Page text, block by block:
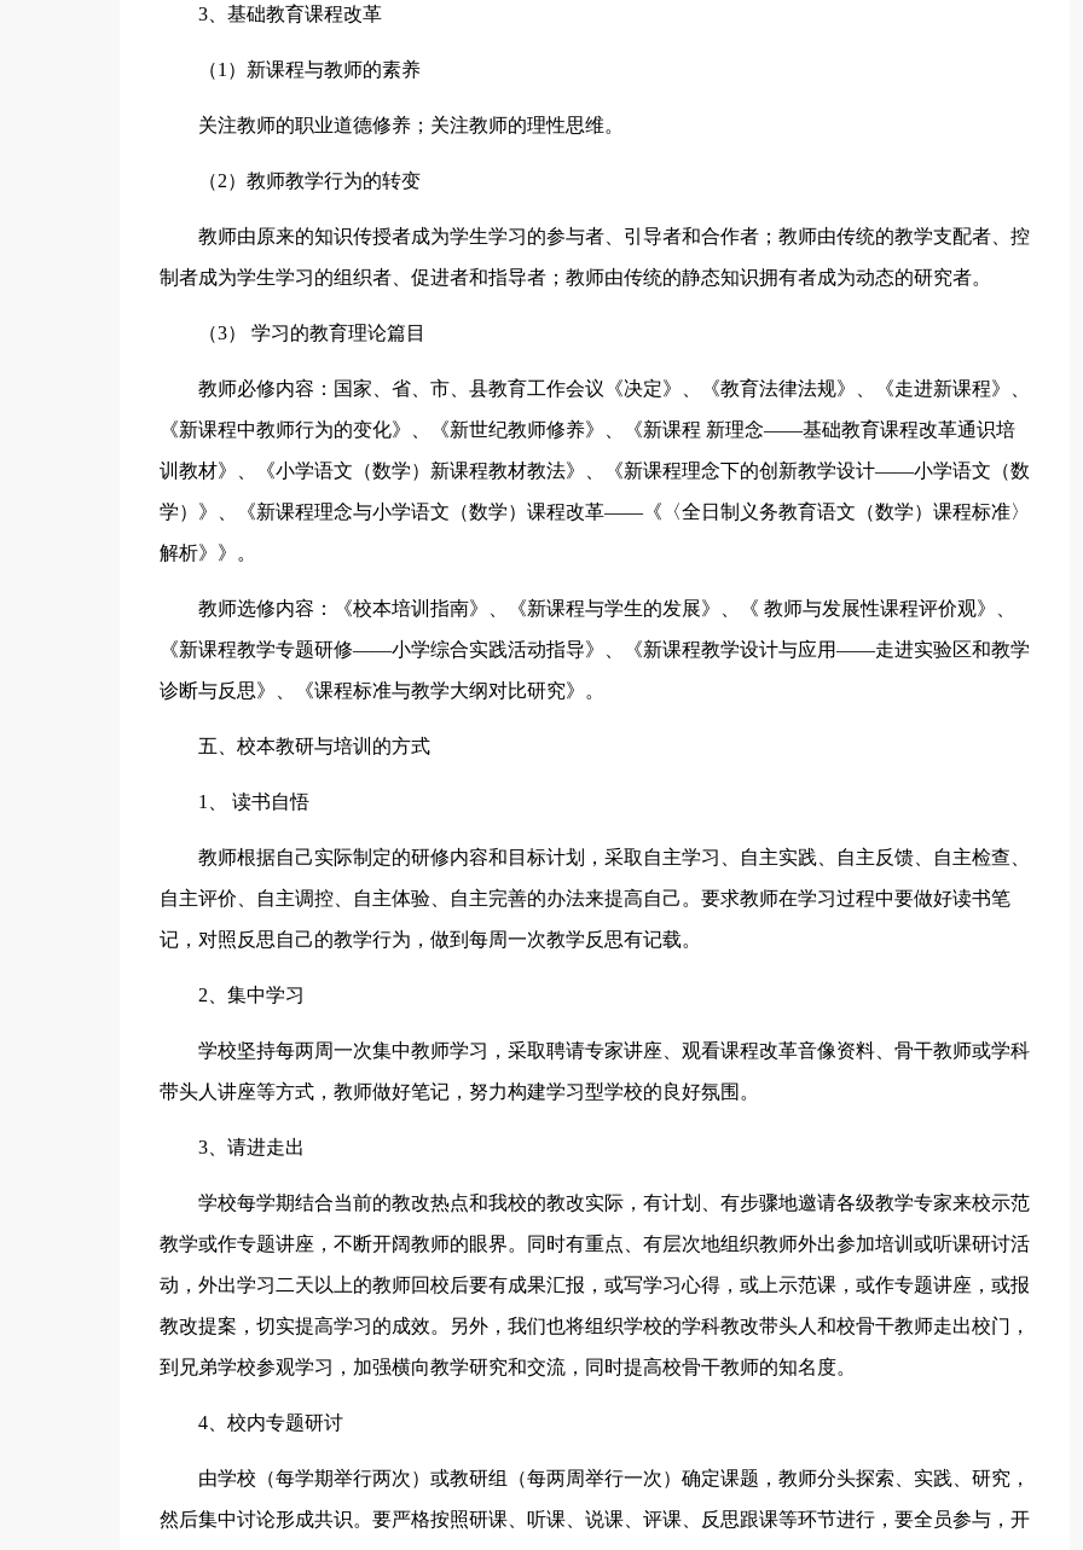
3、基础教育课程改革
（1）新课程与教师的素养
关注教师的职业道德修养；关注教师的理性思维。
（2）教师教学行为的转变
教师由原来的知识传授者成为学生学习的参与者、引导者和合作者；教师由传统的教学支配者、控
制者成为学生学习的组织者、促进者和指导者；教师由传统的静态知识拥有者成为动态的研究者。
（3） 学习的教育理论篇目
教师必修内容：国家、省、市、县教育工作会议《决定》、《教育法律法规》、《走进新课程》、
《新课程中教师行为的变化》、《新世纪教师修养》、《新课程 新理念——基础教育课程改革通识培
训教材》、《小学语文（数学）新课程教材教法》、《新课程理念下的创新教学设计——小学语文（数
学）》、《新课程理念与小学语文（数学）课程改革——《〈全日制义务教育语文（数学）课程标准〉
解析》》。
教师选修内容：《校本培训指南》、《新课程与学生的发展》、《 教师与发展性课程评价观》、
《新课程教学专题研修——小学综合实践活动指导》、《新课程教学设计与应用——走进实验区和教学
诊断与反思》、《课程标准与教学大纲对比研究》。
五、校本教研与培训的方式
1、 读书自悟
教师根据自己实际制定的研修内容和目标计划，采取自主学习、自主实践、自主反馈、自主检查、
自主评价、自主调控、自主体验、自主完善的办法来提高自己。要求教师在学习过程中要做好读书笔
记，对照反思自己的教学行为，做到每周一次教学反思有记载。
2、集中学习
学校坚持每两周一次集中教师学习，采取聘请专家讲座、观看课程改革音像资料、骨干教师或学科
带头人讲座等方式，教师做好笔记，努力构建学习型学校的良好氛围。
3、请进走出
学校每学期结合当前的教改热点和我校的教改实际，有计划、有步骤地邀请各级教学专家来校示范
教学或作专题讲座，不断开阔教师的眼界。同时有重点、有层次地组织教师外出参加培训或听课研讨活
动，外出学习二天以上的教师回校后要有成果汇报，或写学习心得，或上示范课，或作专题讲座，或报
教改提案，切实提高学习的成效。另外，我们也将组织学校的学科教改带头人和校骨干教师走出校门，
到兄弟学校参观学习，加强横向教学研究和交流，同时提高校骨干教师的知名度。
4、校内专题研讨
由学校（每学期举行两次）或教研组（每两周举行一次）确定课题，教师分头探索、实践、研究，
然后集中讨论形成共识。要严格按照研课、听课、说课、评课、反思跟课等环节进行，要全员参与，开